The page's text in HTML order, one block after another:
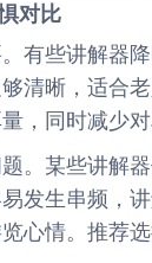
对比
有些讲解器
清晰，适合
，同时减少
。某些讲解
发生串频，
心情。推荐